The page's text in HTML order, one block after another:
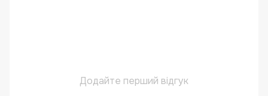
Додайте перший відгук